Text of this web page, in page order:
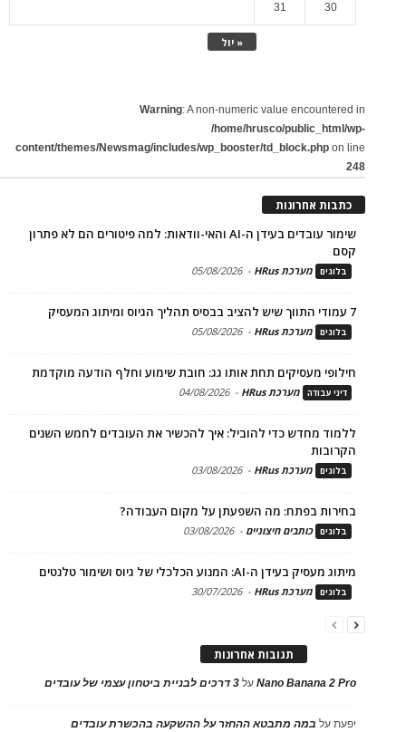
« יול
30
31
Warning: A non-numeric value encountered in
/home/hrusco/public_html/wp-
content/themes/Newsmag/includes/wp_booster/td_block.php on line
248
כתבות אחרונות
שימור עובדים בעידן ה-AI והאי-וודאות: למה פיטורים הם לא פתרון
קסם
בלוגים מערכת HRus -
05/08/2026
7 עמודי התווך שיש להציב בבסיס תהליך הגיוס ומיתוג המעסיק
בלוגים מערכת HRus -
05/08/2026
חילופי מעסיקים תחת אותו גג: חובת שימוע וחלף הודעה מוקדמת
דיני עבודה מערכת HRus -
04/08/2026
ללמוד מחדש כדי להוביל: איך להכשיר את העובדים לחמש השנים
הקרובות
בלוגים מערכת HRus -
03/08/2026
בחירות בפתח: מה השפעתן על מקום העבודה?
בלוגים כותבים חיצוניים -
03/08/2026
מיתוג מעסיק בעידן ה-AI: המנוע הכלכלי של גיוס ושימור טלנטים
בלוגים מערכת HRus -
30/07/2026
תגובות אחרונות
Nano Banana 2 Proעל 3 דרכים לבניית ביטחון עצמי של עובדים
יפעתעל במה מתבטא ההחזר על ההשקעה בהכשרת עובדים